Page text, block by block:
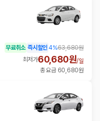
무료취소 즉시할인 4%63,680원
최저가60,680원/일
총 요금 60,680원